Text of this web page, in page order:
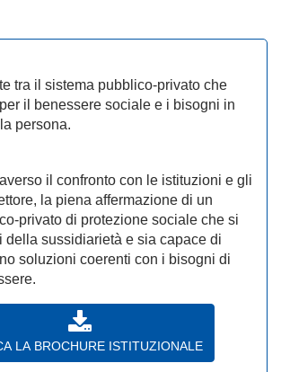
tra il sistema pubblico-privato che
il benessere sociale e i bisogni in
persona.
il confronto con le istituzioni e gli
la piena affermazione di un
privato di protezione sociale che si
della sussidiarietà e sia capace di
soluzioni coerenti con i bisogni di
LA BROCHURE ISTITUZIONALE